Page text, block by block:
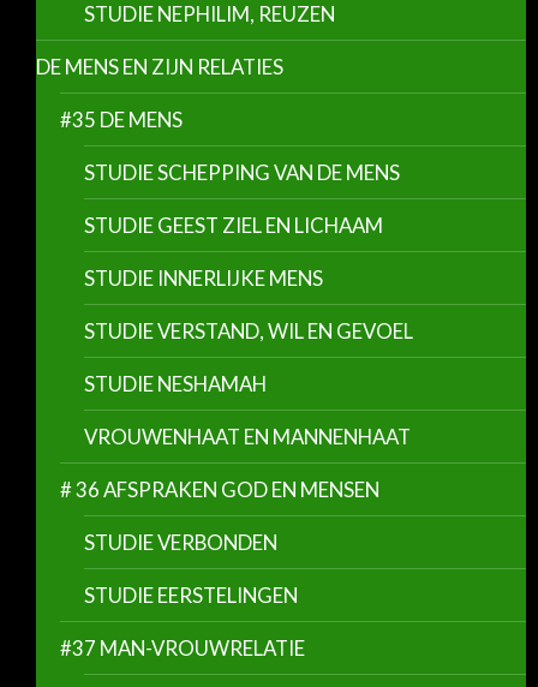
STUDIE NEPHILIM, REUZEN
DE MENS EN ZIJN RELATIES
#35 DE MENS
STUDIE SCHEPPING VAN DE MENS
STUDIE GEEST ZIEL EN LICHAAM
STUDIE INNERLIJKE MENS
STUDIE VERSTAND, WIL EN GEVOEL
STUDIE NESHAMAH
VROUWENHAAT EN MANNENHAAT
# 36 AFSPRAKEN GOD EN MENSEN
STUDIE VERBONDEN
STUDIE EERSTELINGEN
#37 MAN-VROUWRELATIE